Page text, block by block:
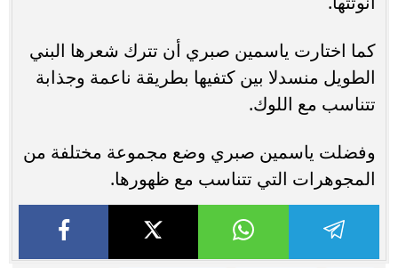
كما اختارت ياسمين صبري أن تترك شعرها البني
الطويل منسدلا بين كتفيها بطريقة ناعمة وجذابة
تتناسب مع اللوك.
وفضلت ياسمين صبري وضع مجموعة مختلفة من
المجوهرات التي تتناسب مع ظهورها.